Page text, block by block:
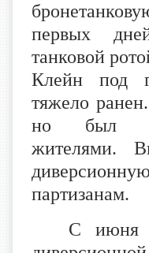
первых
танковой
Клейн под
тяжело
но был
жителями.
партизанам.
С июня